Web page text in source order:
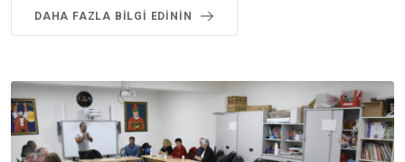
DAHA FAZLA BILGI EDININ